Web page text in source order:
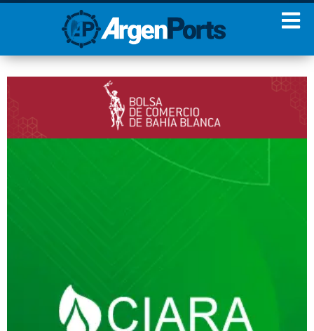
¡Sumate a nuestro
Newsletter!
Nombre Apellidos